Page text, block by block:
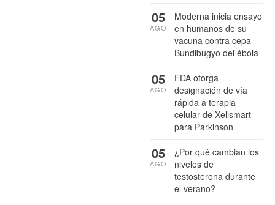
Moderna inicia ensayo
en humanos de su
vacuna contra cepa
Bundibugyo del ébola
05
AGO
FDA otorga
designación de vía
rápida a terapia
celular de Xellsmart
para Parkinson
05
AGO
¿Por qué cambian los
niveles de
testosterona durante
el verano?
05
AGO